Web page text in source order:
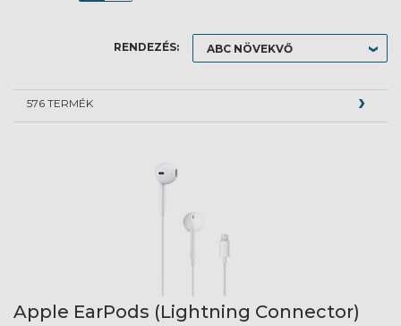
RENDEZÉS:
576 TERMÉK
Apple EarPods (Lightning Connector)